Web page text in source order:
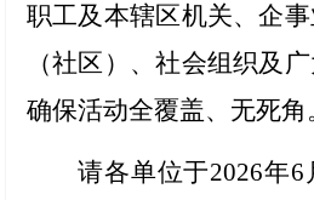
职工及本辖区机关、企
（社区）、社会组织及
确保活动全覆盖、无死角
请各单位于2026年